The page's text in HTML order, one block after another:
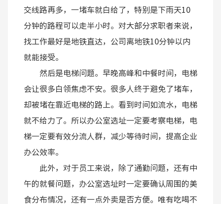
交线路再多，一堵车就白给了，特别是下雨天10
分钟的路程可以走半小时。对大部分求职者来说，
找工作最好是地铁直达，公司离地铁10分钟以内
就能接受。
然后是电梯问题。早晚高峰和中餐时间，电梯
会让很多白领焦虑不安。很多人终于避免了堵车，
却被堵在靠近电梯的路上。看到时间如流水，电梯
就不给力了。所以办公室选址一定要考察电梯，电
梯一定要有效分流人群，减少等待时间，提高企业
办公效率。
此外，对于员工来说，除了通勤问题，还有中
午的就餐问题，办公室选址时一定要确认周围的美
食分布情况，还有一点外卖是否方便。唯有吃喝不